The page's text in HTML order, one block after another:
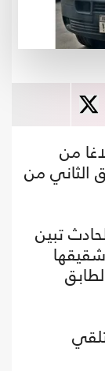
من
الثاني من
تبين
12 عاما، وشقيقها